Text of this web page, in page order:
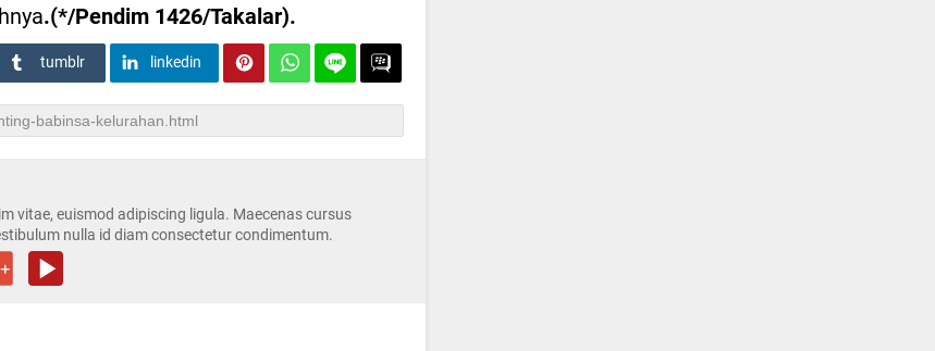
.(*/Pendim 1426/Takalar).
tumblr linkedin
vitae, euismod adipiscing ligula. Maecenas cursus
nulla id diam consectetur condimentum.